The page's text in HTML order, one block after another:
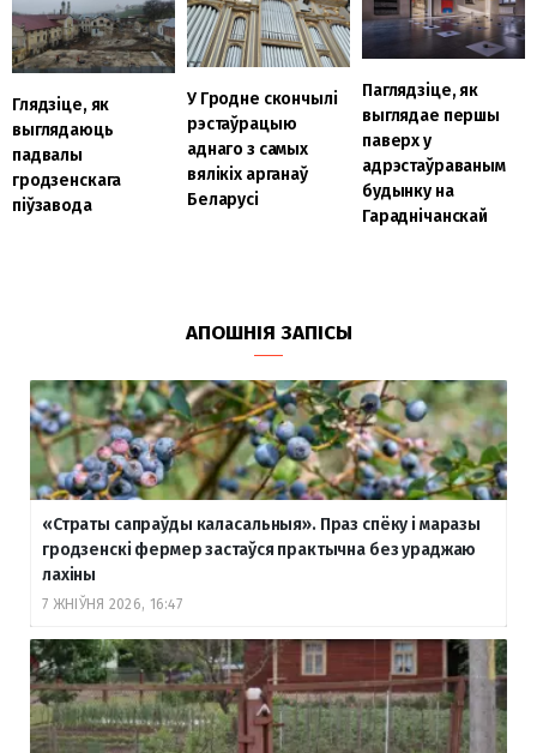
Глядзіце, як
выглядаюць
падвалы
гродзенскага
піўзавода
У Гродне скончылі
рэстаўрацыю
аднаго з самых
вялікіх арганаў
Беларусі
Паглядзіце, як
выглядае першы
паверх у
адрэстаўраваным
будынку на
Гараднічанскай
АПОШНІЯ ЗАПІСЫ
«Страты сапраўды каласальныя». Праз спёку і маразы
гродзенскі фермер застаўся практычна без ураджаю
лахіны
7 ЖНІЎНЯ 2026, 16:47